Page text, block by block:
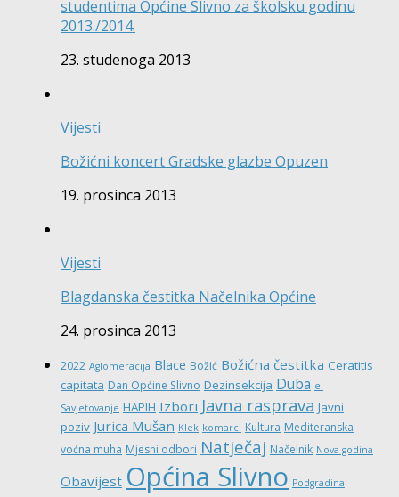
studentima Općine Slivno za školsku godinu
2013./2014.
23. studenoga 2013
Vijesti
Božićni koncert Gradske glazbe Opuzen
19. prosinca 2013
Vijesti
Blagdanska čestitka Načelnika Općine
24. prosinca 2013
2022 Aglomeracija Blace Božić Božićna čestitka Ceratitis
capitata Dan Općine Slivno Dezinsekcija Duba e-
Savjetovanje HAPIH Izbori Javna rasprava Javni
poziv Jurica Mušan Klek komarci Kultura Mediteranska
voćna muha Mjesni odbori Natječaj Načelnik Nova godina
Obavijest Općina Slivno Podgradina